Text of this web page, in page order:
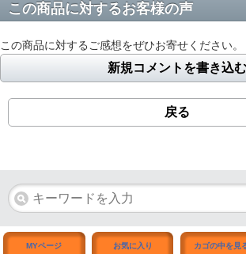
この商品に対するお客様の声
この商品に対するご感想をぜひお寄せください。
新規コメントを書き込む
戻る
MYページ お気に入り カゴの中を見